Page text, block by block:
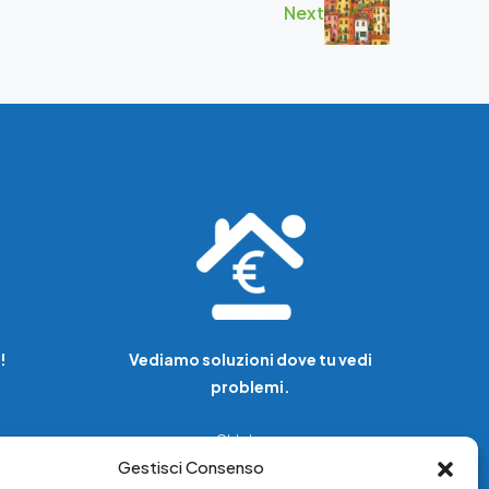
Gestisci Consenso
Next
Vediamo soluzioni dove tu vedi
problemi.
Chi siamo
Servizi di tutela legale